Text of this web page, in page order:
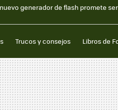
generador de flash promete
Trucos y consejos Libros de